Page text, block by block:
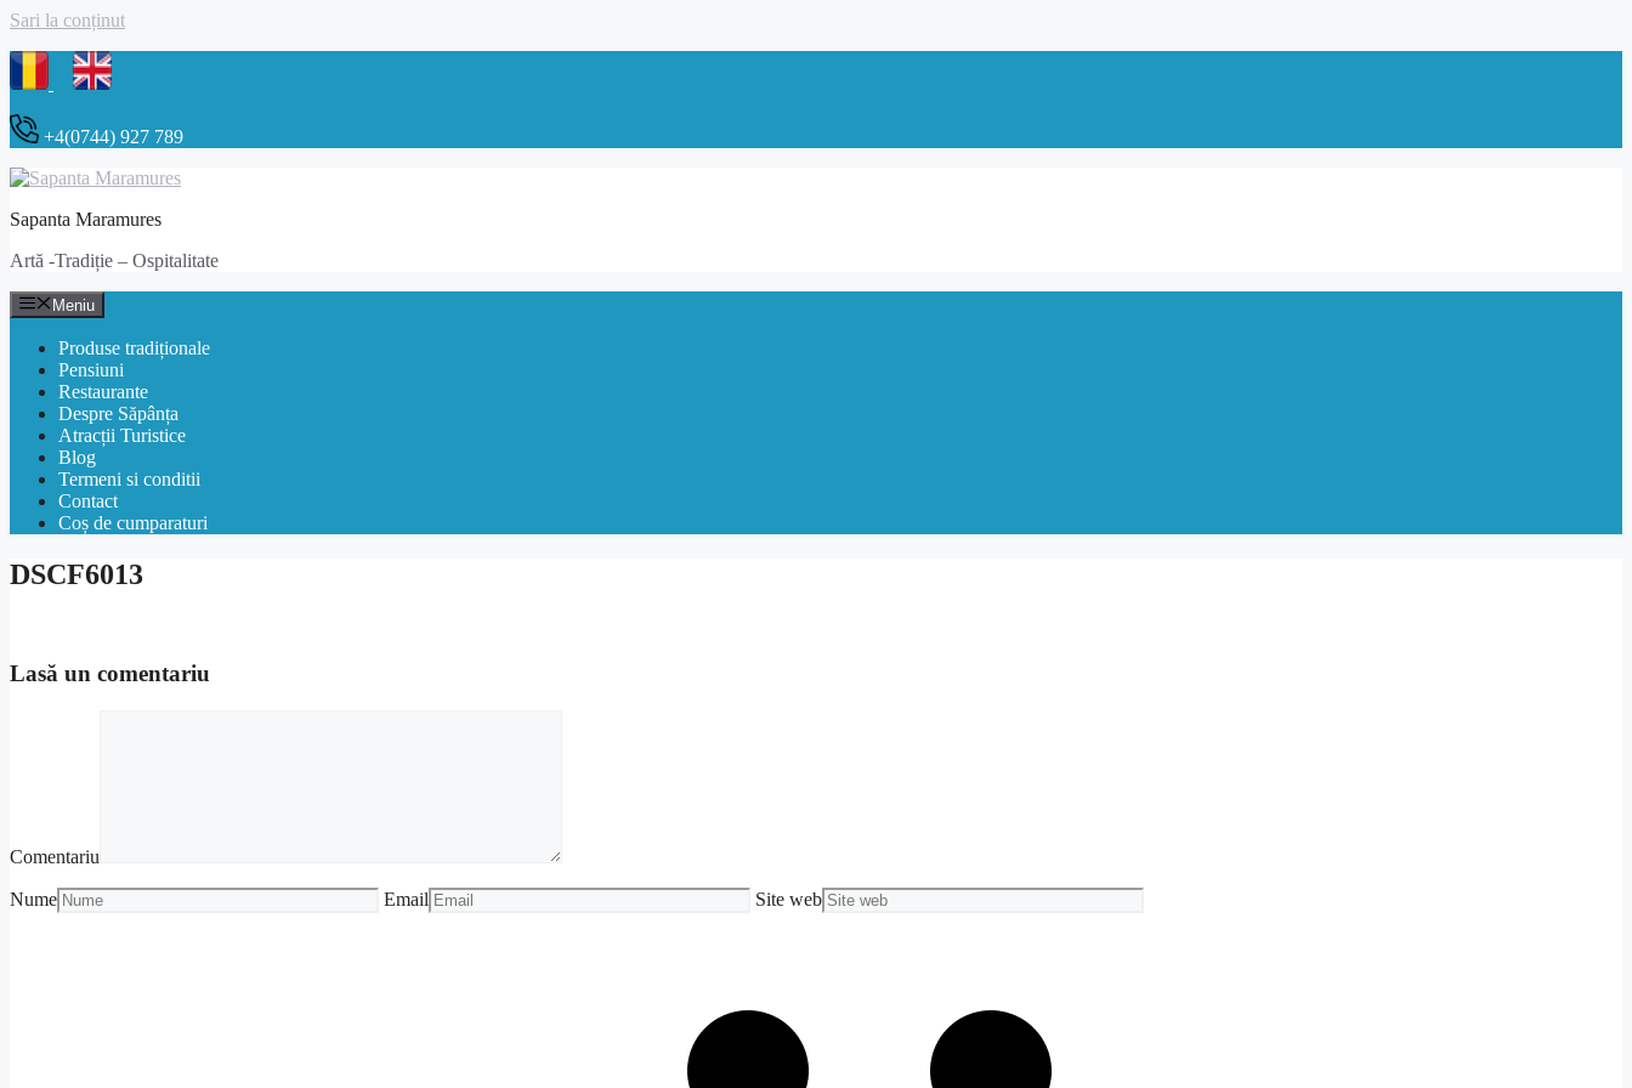
Sari la conținut
+4(0744) 927 789
Sapanta Maramures
Artă -Tradiție – Ospitalitate
Meniu
Produse tradiționale
Pensiuni
Restaurante
Despre Săpânța
Atracții Turistice
Blog
Termeni si conditii
Contact
Coș de cumparaturi
DSCF6013
Lasă un comentariu
Comentariu
Nume Email Site web